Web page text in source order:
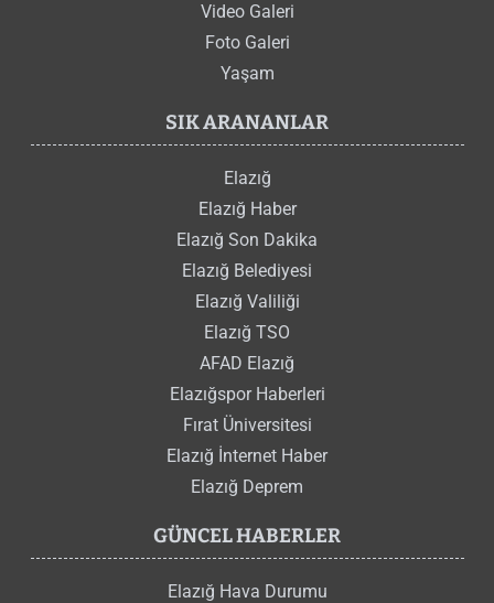
Video Galeri
Foto Galeri
Yaşam
SIK ARANANLAR
Elazığ
Elazığ Haber
Elazığ Son Dakika
Elazığ Belediyesi
Elazığ Valiliği
Elazığ TSO
AFAD Elazığ
Elazığspor Haberleri
Fırat Üniversitesi
Elazığ İnternet Haber
Elazığ Deprem
GÜNCEL HABERLER
Elazığ Hava Durumu